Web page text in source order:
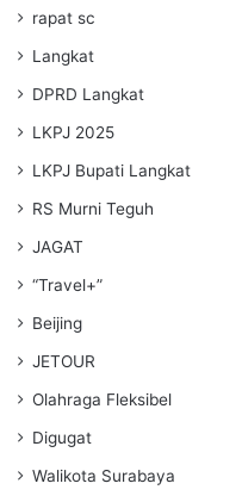
rapat sc
Langkat
DPRD Langkat
LKPJ 2025
LKPJ Bupati Langkat
RS Murni Teguh
JAGAT
“Travel+”
Beijing
JETOUR
Olahraga Fleksibel
Digugat
Walikota Surabaya